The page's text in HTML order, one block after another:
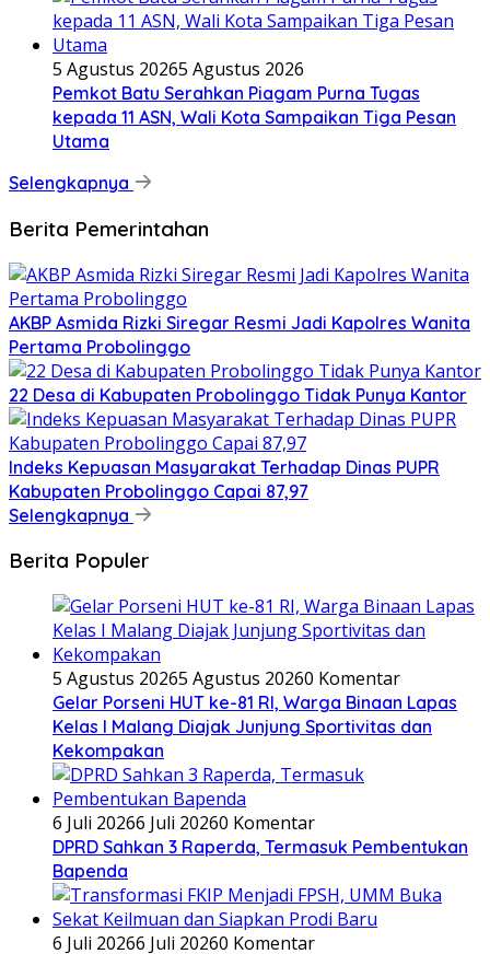
5 Agustus 20265 Agustus 2026
Pemkot Batu Serahkan Piagam Purna Tugas
kepada 11 ASN, Wali Kota Sampaikan Tiga Pesan
Utama
Selengkapnya
Berita Pemerintahan
AKBP Asmida Rizki Siregar Resmi Jadi Kapolres Wanita
Pertama Probolinggo
22 Desa di Kabupaten Probolinggo Tidak Punya Kantor
Indeks Kepuasan Masyarakat Terhadap Dinas PUPR
Kabupaten Probolinggo Capai 87,97
Selengkapnya
Berita Populer
5 Agustus 20265 Agustus 20260 Komentar
Gelar Porseni HUT ke-81 RI, Warga Binaan Lapas
Kelas I Malang Diajak Junjung Sportivitas dan
Kekompakan
6 Juli 20266 Juli 20260 Komentar
DPRD Sahkan 3 Raperda, Termasuk Pembentukan
Bapenda
6 Juli 20266 Juli 20260 Komentar